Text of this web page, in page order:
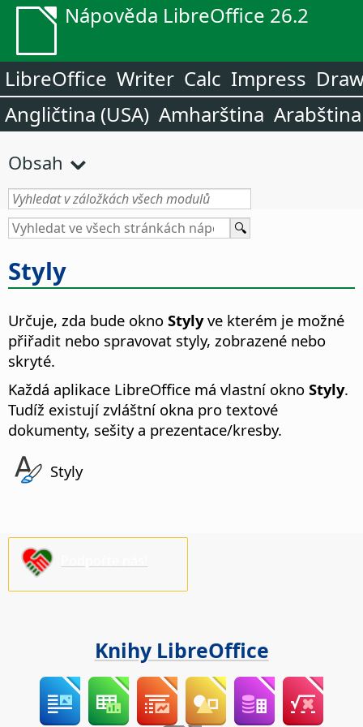
Nápověda LibreOffice 26.2
LibreOffice Writer Calc Impress
Angličtina (USA) Amharština Arabština
Obsah
Styly
Určuje, zda bude okno Stylyve kterém je možné
přiřadit nebo spravovat styly, zobrazené nebo
skryté.
Každá aplikace LibreOffice má vlastní okno Styly.
Tudíž existují zvláštní okna pro textové
dokumenty, sešitya prezentace/kresby.
Styly
Knihy LibreOffice